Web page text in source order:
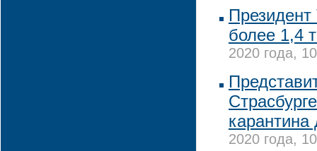
более 1,4
2020 года,
2020 года,